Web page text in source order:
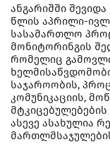
ანგარიშში
წლის აპრილი-
სასამართლო
მონიტორინგის
რომელიც
საჯაროობის,
კომუნიკაციის,
ასევე ასახულია